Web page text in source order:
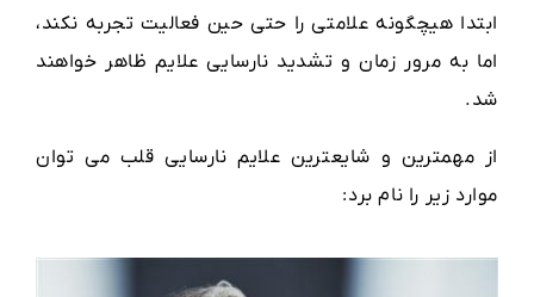
ابتدا هیچگونه علامتی را حتی حین فعالیت تجربه نکند،
اما به مرور زمان و تشدید نارسایی علایم ظاهر خواهند
شد.
از مهمترین و شایعترین علایم نارسایی قلب می توان
موارد زیر را نام برد: